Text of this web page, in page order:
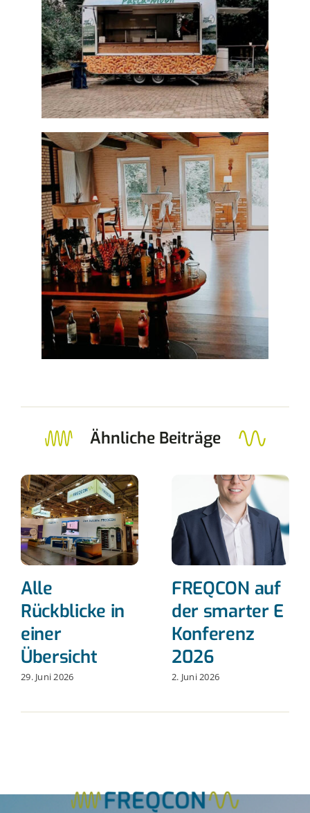
Ähnliche Beiträge
Alle
Rückblicke in
einer
Übersicht
29. Juni 2026
FREQCON auf
der smarter E
Konferenz
2026
2. Juni 2026